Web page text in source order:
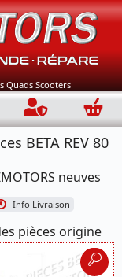
Quads Scooters
Connection
BETA REV 80
neuves
Info Livraison
pièces origine